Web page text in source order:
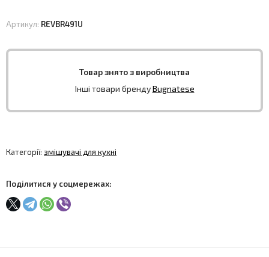
Артикул: REVBR491U
Товар знято з виробництва
Інші товари брендуBugnatese
Категорії: змішувачі для кухні
Поділитися у соцмережах: